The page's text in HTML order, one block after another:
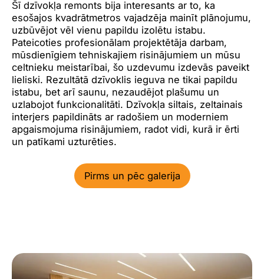
Šī dzīvokļa remonts bija interesants ar to, ka
esošajos kvadrātmetros vajadzēja mainīt plānojumu,
uzbūvējot vēl vienu papildu izolētu istabu.
Pateicoties profesionālam projektētāja darbam,
mūsdienīgiem tehniskajiem risinājumiem un mūsu
celtnieku meistarībai, šo uzdevumu izdevās paveikt
lieliski. Rezultātā dzīvoklis ieguva ne tikai papildu
istabu, bet arī saunu, nezaudējot plašumu un
uzlabojot funkcionalitāti. Dzīvokļa siltais, zeltainais
interjers papildināts ar radošiem un moderniem
apgaismojuma risinājumiem, radot vidi, kurā ir ērti
un patīkami uzturēties.
Pirms un pēc galerija